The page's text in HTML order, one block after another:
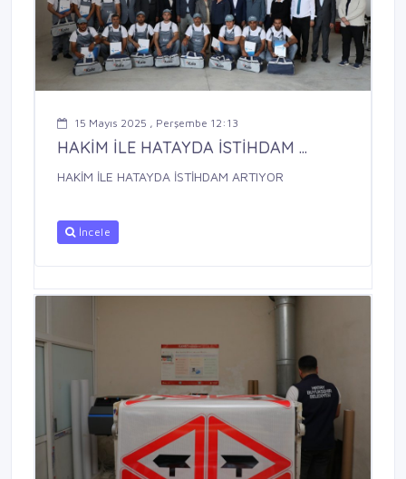
15 Mayıs 2025 , Perşembe 12:13
HAKİM İLE HATAYDA İSTİHDAM ...
HAKİM İLE HATAYDA İSTİHDAM ARTIYOR
İncele